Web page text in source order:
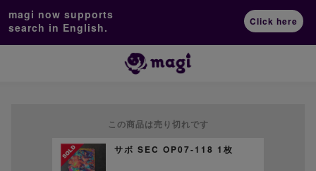
magi now supports
search in English.
Click here
この商品は売り切れです
サボ SEC OP07-118 1枚